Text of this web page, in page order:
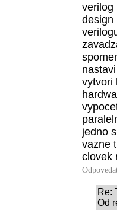
verilog
design
vytvori
jedno
vazne
clovek
Re:
Od